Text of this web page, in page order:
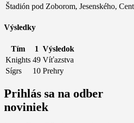
Štadión pod Zoborom, Jesenského,
Výsledky
Tím 1 Výsledok
Knights 49 Víťazstva
Sígrs
10 Prehry
Prihlás sa na odber
noviniek